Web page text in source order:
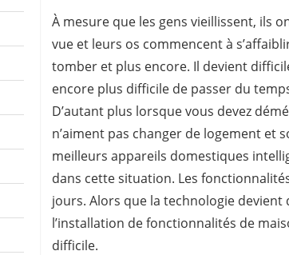
À mesure que les gens vieillissent, ils
vue et leurs os commencent à
tomber et plus encore. Il devient
encore plus difficile de passer du
D’autant plus lorsque vous devez
n’aiment pas changer de logement et
meilleurs appareils domestiques
dans cette situation. Les
jours. Alors que la technologie
l’installation de fonctionnalités de
difficile.